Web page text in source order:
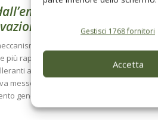
Gestisci 1768 fornitori
Accetta
della malattia
più rapida di genotipi
al batterio. Uno
messo al servizio di
genetico